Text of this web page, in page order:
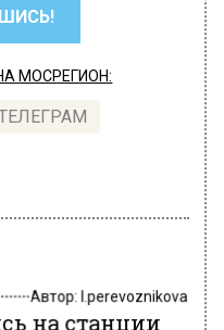
МОСРЕГИОН:
Автор:l.perevoznikova
на станции